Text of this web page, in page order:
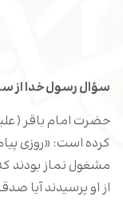
سؤال رسول خدا از
حضرت امام باقر
کرده است: «روزی
مشغول نماز بودند
از او پرسیدند آیا